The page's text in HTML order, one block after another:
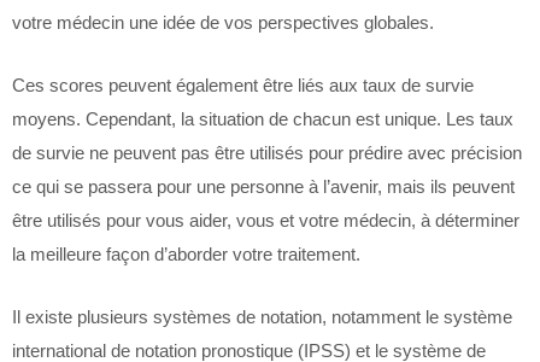
votre médecin une idée de vos perspectives globales.
Ces scores peuvent également être liés aux taux de survie
moyens. Cependant, la situation de chacun est unique. Les taux
de survie ne peuvent pas être utilisés pour prédire avec précision
ce qui se passera pour une personne à l’avenir, mais ils peuvent
être utilisés pour vous aider, vous et votre médecin, à déterminer
la meilleure façon d’aborder votre traitement.
Il existe plusieurs systèmes de notation, notamment le système
international de notation pronostique (IPSS) et le système de